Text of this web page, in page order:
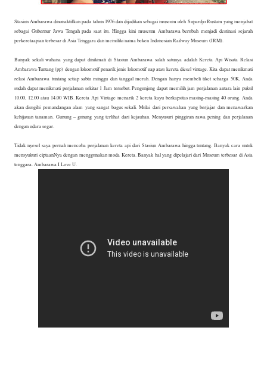
Stasiun Ambarawa dinonaktifkan pada tahun 1976 dan dijadikan sebagai museum oleh Supardjo Rustam yang menjabat
sebagai Gubernur Jawa Tengah pada saat itu. Hingga kini museum Ambarawa berubah menjadi destinasi sejarah
perkeretaapian terbesar di Asia Tenggara dan memiliki nama beken Indonesian Railway Museum (IRM).
Banyak sekali wahana yang dapat dinikmati di Stasiun Ambarawa salah satunya adalah Kereta Api Wisata Relasi
Ambarawa-Tuntang (pp) dengan lokomotif penarik jenis lokomotif uap atau kereta diesel vintage. Kita dapat menikmati
relasi Ambarawa tuntang setiap sabtu minggu dan tanggal merah. Dengan hanya membeli tiket seharga 50K, Anda
sudah dapat menikmati perjalanan sekitar 1 Jam tersebut. Pengunjung dapat memilih jam perjalanan antara lain pukul
10.00, 12.00 atau 14.00 WIB. Kereta Api Vintage menarik 2 kereta kayu berkapsitas masing-masing 40 orang. Anda
akan disugihi pemandangan alam yang sangat bagus sekali. Mulai dari persawahan yang berjajar dan menawarkan
kehijauan tanaman. Gunung – gunung yang terlihat dari kejauhan. Menyusuri pinggiran rawa pening dan perjalanan
dengan udara segar.
Tidak nyesel saya pernah mencoba perjalanan kereta api dari Stasiun Ambarawa hingga tuntang. Banyak cara untuk
mensyukuri ciptaanNya dengan menggunakan moda Kereta. Banyak hal yang dipelajari dari Museum terbesar di Asia
tenggara. Ambarawa I Love U.